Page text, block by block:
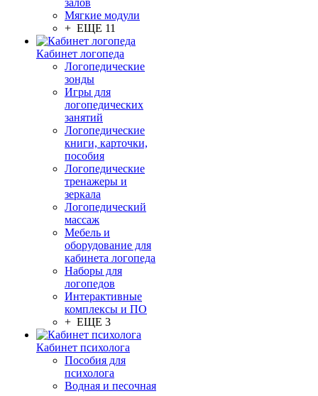
залов
Мягкие модули
+ ЕЩЕ 11
Кабинет логопеда
Логопедические
зонды
Игры для
логопедических
занятий
Логопедические
книги, карточки,
пособия
Логопедические
тренажеры и
зеркала
Логопедический
массаж
Мебель и
оборудование для
кабинета логопеда
Наборы для
логопедов
Интерактивные
комплексы и ПО
+ ЕЩЕ 3
Кабинет психолога
Пособия для
психолога
Водная и песочная